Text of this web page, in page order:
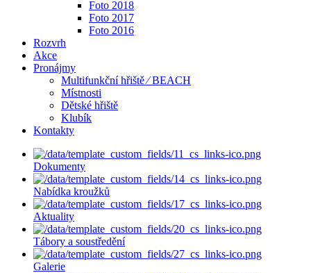
Foto 2018
Foto 2017
Foto 2016
Rozvrh
Akce
Pronájmy
Multifunkční hřiště ⁄ BEACH
Místnosti
Dětské hřiště
Klubík
Kontakty
Dokumenty
Nabídka kroužků
Aktuality
Tábory a soustředění
Galerie